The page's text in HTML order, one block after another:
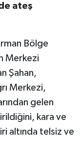
ateş
Bölge
Merkezi
Şahan,
Merkezi,
gelen
kara ve
altında telsiz ve